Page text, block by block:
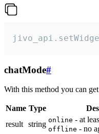
chatMode#
With this method you can
Name Type
result string online - at
offline - no